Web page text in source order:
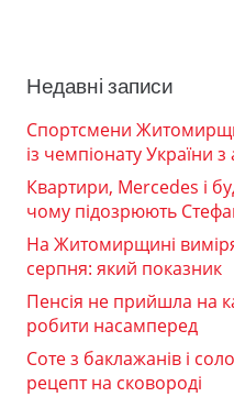
Недавні записи
Спортсмени
із чемпіонату України
Квартири, Mercedes і
чому підозрюють
На Житомирщині
серпня: який показник
Пенсія не прийшла на
робити насамперед
Соте з баклажанів і
рецепт на сковороді